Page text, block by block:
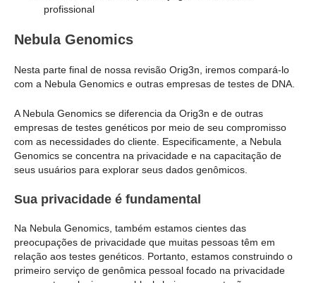
profissional
Nebula Genomics
Nesta parte final de nossa revisão Orig3n, iremos compará-lo
com a Nebula Genomics e outras empresas de testes de DNA.
A Nebula Genomics se diferencia da Orig3n e de outras
empresas de testes genéticos por meio de seu compromisso
com as necessidades do cliente. Especificamente, a Nebula
Genomics se concentra na privacidade e na capacitação de
seus usuários para explorar seus dados genômicos.
Sua privacidade é fundamental
Na Nebula Genomics, também estamos cientes das
preocupações de privacidade que muitas pessoas têm em
relação aos testes genéticos. Portanto, estamos construindo o
primeiro serviço de genômica pessoal focado na privacidade